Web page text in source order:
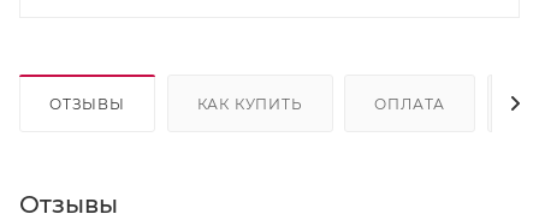
ОТЗЫВЫ КАК КУПИТЬ ОПЛАТА
Отзывы